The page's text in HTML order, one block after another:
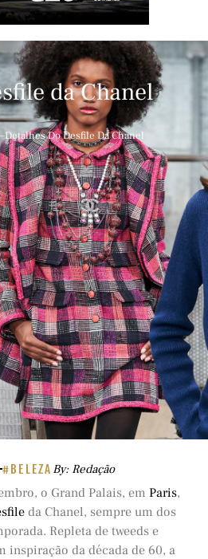
da Chanel
Detalhes Do Desfile Da Chanel
#BELEZA By: Redação
o Grand Palais, em Paris,
da Chanel, sempre um dos
Repleta de tweeds e
inspiração da década de 60, a